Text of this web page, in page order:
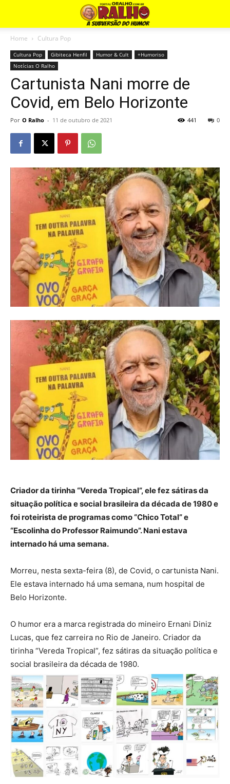
Home Cultura Pop
Cultura Pop Gibiteca Henfil Humor & Cult
+Humoriso
Notícias O Ralho
Cartunista Nani morre de
Covid, em Belo Horizonte
Por O Ralho - 11 de outubro de 2021 0
441
Criador da tirinha “Vereda Tropical”, ele fez sátiras da
situação política e social brasileira da década de 1980 e
foi roteirista de programas como “Chico Total” e
“Escolinha do Professor Raimundo”. Nani estava
internado há uma semana.
Morreu, nesta sexta-feira (8), de Covid, o cartunista Nani.
Ele estava internado há uma semana, num hospital de
Belo Horizonte.
O humor era a marca registrada do mineiro Ernani Diniz
Lucas, que fez carreira no Rio de Janeiro. Criador da
tirinha “Vereda Tropical”, fez sátiras da situação política e
social brasileira da década de 1980.